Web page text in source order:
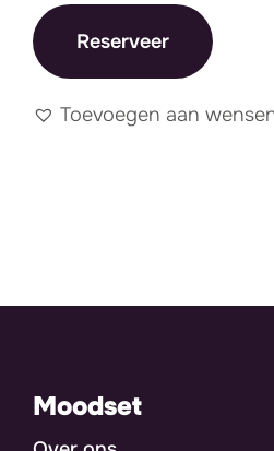
Reserveer
Toevoegen aan
Moodset